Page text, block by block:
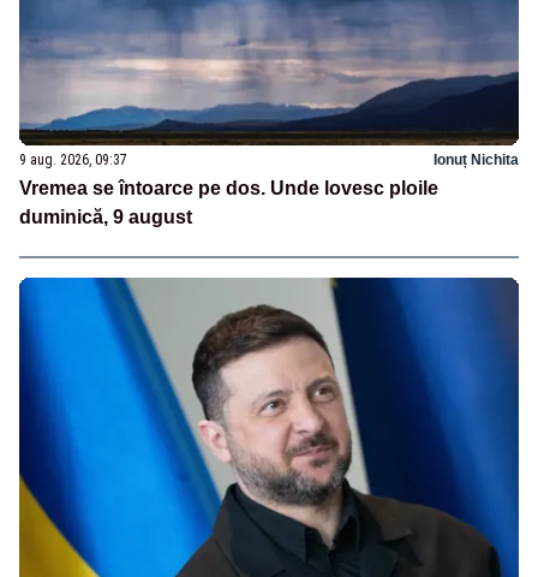
9 aug. 2026, 09:37 Ionuț Nichita
Vremea se întoarce pe dos. Unde lovesc ploile
duminică, 9 august